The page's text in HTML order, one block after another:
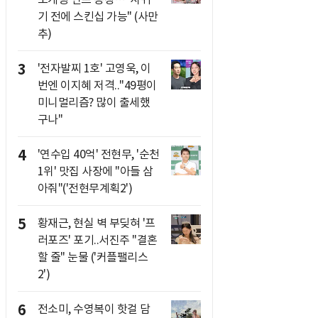
기 전에 스킨십 가능" (사만
추)
3
'전자발찌 1호' 고영욱, 이
번엔 이지혜 저격.."49평이
미니멀리즘? 많이 출세했
구나"
4
'연수입 40억' 전현무, '순천
1위' 맛집 사장에 "아들 삼
아줘"('전현무계획2')
5
황재근, 현실 벽 부딪혀 '프
러포즈' 포기..서진주 "결혼
할 줄" 눈물 ('커플팰리스
2')
6 전소미, 수영복이 핫걸 담